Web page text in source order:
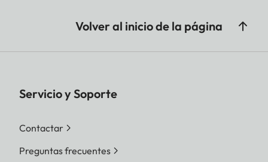
Volver al inicio de la página
Servicio y Soporte
Contactar
Preguntas frecuentes